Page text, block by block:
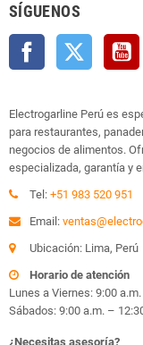
SÍGUENOS
Facebook Twitter
Electrogarline Perú es
para restaurantes,
negocios de alimentos.
especializada, garantía y
Tel: +51 983 520 951
Email:
Ubicación: Lima, Perú
Horario de atención
Lunes a Viernes: 9:00
Sábados: 9:00 a.m. –
¿Necesitas asesoría?